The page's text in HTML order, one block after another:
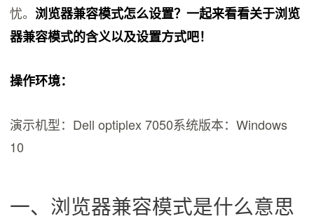
忧。浏览器兼容模式怎么设置？一起来看看关于浏览
器兼容模式的含义以及设置方式吧！
操作环境：
演示机型：Dell optiplex 7050系统版本：Windows
10
一、浏览器兼容模式是什么意思